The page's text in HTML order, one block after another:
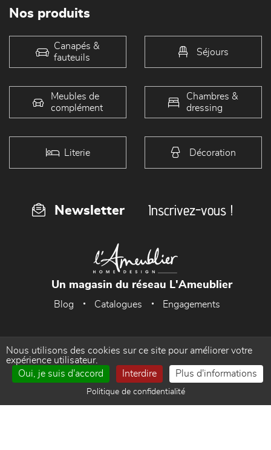
Nos produits
Canapés &
fauteuils
Séjours
Meubles de
complément
Chambres &
dressing
Literie Décoration
Newsletter Inscrivez-vous !
Un magasin du réseau L'Ameublier
Blog Catalogues Engagements
Accueil Mentions Légales
Politique de confidentialité Gestion des cookies
Contact
Nous utilisons des cookies sur ce site pour améliorer votre
expérience utilisateur.
Oui, je suis d'accord
Interdire Plus d'informations
Politique de confidentialité